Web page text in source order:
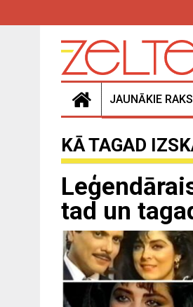
JAUNĀKIE
KĀ TAGAD
tad un